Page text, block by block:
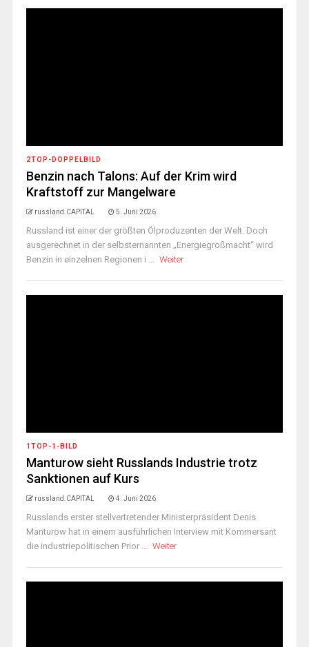
2TOP-DOPPELBILD
Benzin nach Talons: Auf der Krim wird
Kraftstoff zur Mangelware
russland.CAPITAL 5. Juni 2026
Russland ist einer der größten Ölproduzenten der Welt. Doch
ausgerechnet in der selbsternannten „Energiegroßmacht“ wird
Benzin in einzelnen Regionen i ... Weiter
1TOP-1-BILD
Manturow sieht Russlands Industrie trotz
Sanktionen auf Kurs
russland.CAPITAL 4. Juni 2026
Russlands erster stellvertretender Ministerpräsident Denis
Manturow hat in einem ausführlichen Interview mit Kommersant
die industriepolitischen Prior ... Weiter